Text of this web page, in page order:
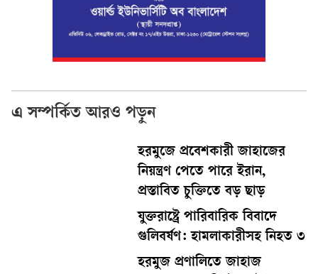
এ সম্পর্কিত আরও পড়ুন
হরমুজে প্রবেশকারী জাহাজের
নিয়ন্ত্রণ পেতে পারে ইরান,
প্রস্তাবিত চুক্তিতে বড় ছাড়
যুক্তরাষ্ট্রে পারিবারিক বিবাদে
গুলিবর্ষণ: হামলাকারীসহ নিহত ৩
হরমুজ প্রণালিতে জাহাজ